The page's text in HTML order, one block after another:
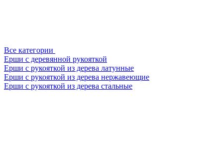
Все категории
Ерши с деревянной рукояткой
Ерши с рукояткой из дерева латунные
Ерши с рукояткой из дерева нержавеющие
Ерши с рукояткой из дерева стальные